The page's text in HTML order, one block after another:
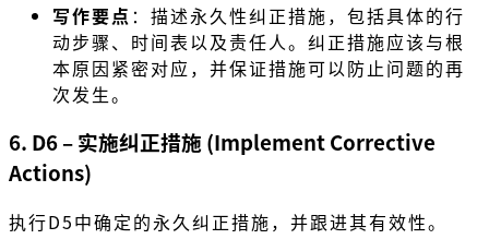
写作要点 ：描述永久性纠正措施，包括具体的行
动步骤、时间表以及责任人。纠正措施应该与根
本原因紧密对应，并保证措施可以防止问题的再
次发生。
6. D6 – 实施纠正措施 (Implement Corrective
Actions)
执行D5中确定的永久纠正措施，并跟进其有效性。